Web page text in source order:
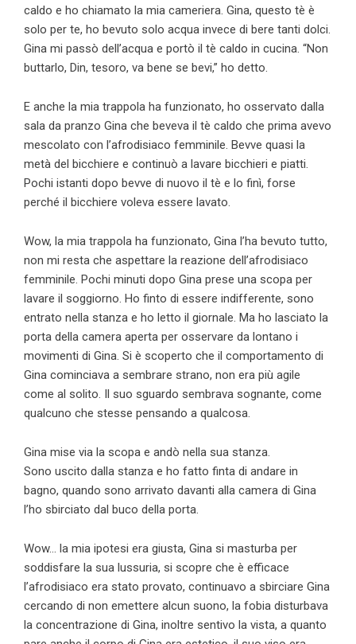
caldo e ho chiamato la mia cameriera. Gina, questo tè è
solo per te, ho bevuto solo acqua invece di bere tanti dolci.
Gina mi passò dell’acqua e portò il tè caldo in cucina. “Non
buttarlo, Din, tesoro, va bene se bevi,” ho detto.
E anche la mia trappola ha funzionato, ho osservato dalla
sala da pranzo Gina che beveva il tè caldo che prima avevo
mescolato con l’afrodisiaco femminile. Bevve quasi la
metà del bicchiere e continuò a lavare bicchieri e piatti.
Pochi istanti dopo bevve di nuovo il tè e lo finì, forse
perché il bicchiere voleva essere lavato.
Wow, la mia trappola ha funzionato, Gina l’ha bevuto tutto,
non mi resta che aspettare la reazione dell’afrodisiaco
femminile. Pochi minuti dopo Gina prese una scopa per
lavare il soggiorno. Ho finto di essere indifferente, sono
entrato nella stanza e ho letto il giornale. Ma ho lasciato la
porta della camera aperta per osservare da lontano i
movimenti di Gina. Si è scoperto che il comportamento di
Gina cominciava a sembrare strano, non era più agile
come al solito. Il suo sguardo sembrava sognante, come
qualcuno che stesse pensando a qualcosa.
Gina mise via la scopa e andò nella sua stanza.
Sono uscito dalla stanza e ho fatto finta di andare in
bagno, quando sono arrivato davanti alla camera di Gina
l’ho sbirciato dal buco della porta.
Wow… la mia ipotesi era giusta, Gina si masturba per
soddisfare la sua lussuria, si scopre che è efficace
l’afrodisiaco era stato provato, continuavo a sbirciare Gina
cercando di non emettere alcun suono, la fobia disturbava
la concentrazione di Gina, inoltre sentivo la vista, a quanto